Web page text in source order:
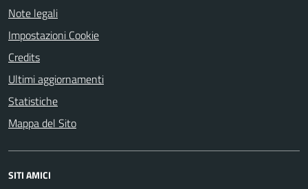
Note legali
Impostazioni Cookie
Credits
Ultimi aggiornamenti
Statistiche
Mappa del Sito
SITI AMICI